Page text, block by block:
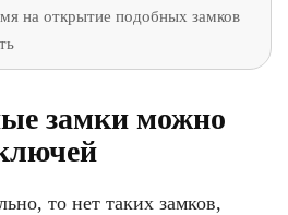
на открытие подобных замков
замки можно
то нет таких замков,